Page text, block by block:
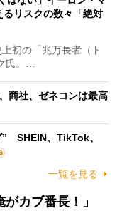
リスクの数々「絶対
初の「兆万長者（ト
氏。…
商社、ゼネコンは最高
” SHEIN、TikTok、
一覧を見る
カブ番長！」